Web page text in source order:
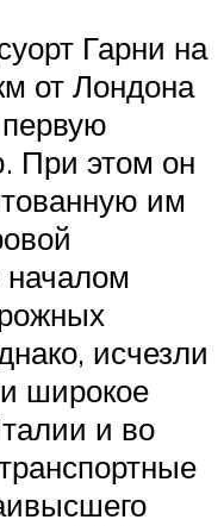
Гарни на
от Лондона
При этом он
им
началом
исчезли
широкое
и во